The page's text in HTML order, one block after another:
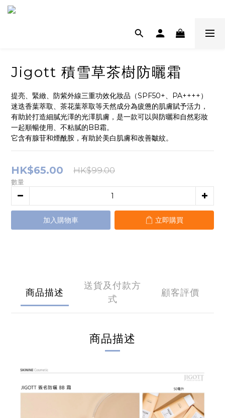
Jigott 積雪草茶樹防曬霜
提亮、緊緻、防紫外線三重功效化妝品（SPF50+、PA++++）
迷迭香葉萃取、茶花葉萃取等天然成分為疲憊的肌膚賦予活力，
有助於打造細膩光澤的光澤肌膚，是一款可以與防曬和自然彩妝
一起順暢使用、不粘膩的BB霜。
它含有腺苷和煙酰胺，有助於美白肌膚和改善皺紋。
HK$65.00 HK$99.00
數量
加入購物車 立即購買
商品描述
送貨及付款方
式
顧客評價
商品描述